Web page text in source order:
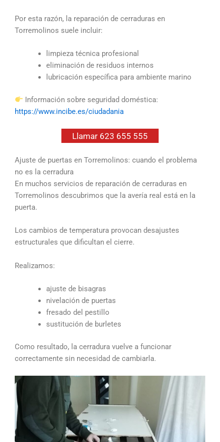
Por esta razón, la reparación de cerraduras en
Torremolinos suele incluir:
limpieza técnica profesional
eliminación de residuos internos
lubricación específica para ambiente marino
Información sobre seguridad doméstica:
https://www.incibe.es/ciudadania
Llamar 623 655 555
Ajuste de puertas en Torremolinos: cuando el problema
no es la cerradura
En muchos servicios de reparación de cerraduras en
Torremolinos descubrimos que la avería real está en la
puerta.
Los cambios de temperatura provocan desajustes
estructurales que dificultan el cierre.
Realizamos:
ajuste de bisagras
nivelación de puertas
fresado del pestillo
sustitución de burletes
Como resultado, la cerradura vuelve a funcionar
correctamente sin necesidad de cambiarla.